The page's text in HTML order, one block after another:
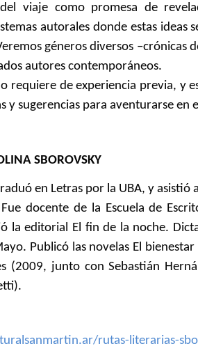
viaje como promesa de
autorales donde estas ideas
géneros diversos –crónicas
autores contemporáneos.
de experiencia previa, y
y sugerencias para aventurarse en
SBOROVSKY
en Letras por la UBA, y
docente de la Escuela de
la editorial El fin de la noche.
Publicó las novelas El
(2009, junto con Sebastián
rutas-literarias-